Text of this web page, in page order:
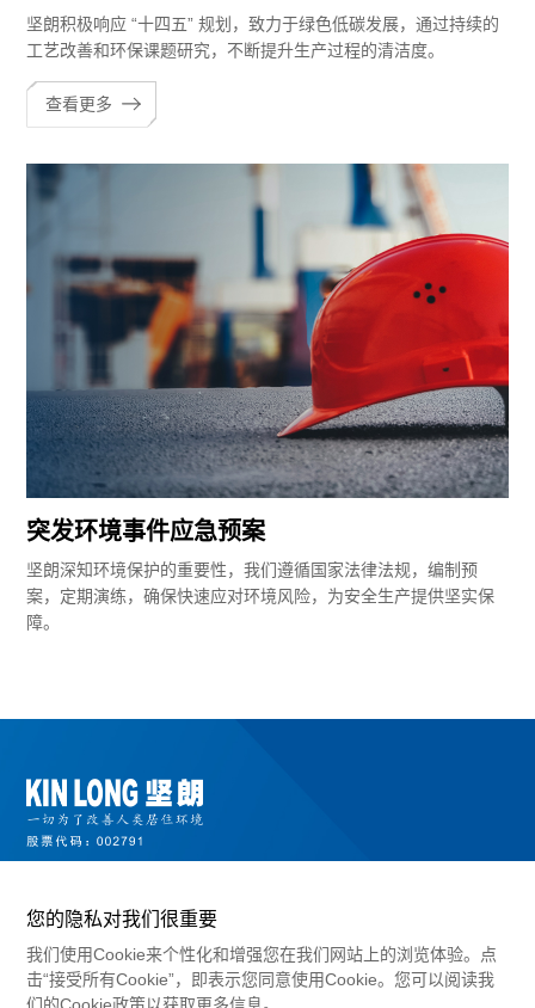
坚朗积极响应 “十四五” 规划，致力于绿色低碳发展，通过持续的
工艺改善和环保课题研究，不断提升生产过程的清洁度。
查看更多
突发环境事件应急预案
坚朗深知环境保护的重要性，我们遵循国家法律法规，编制预
案，定期演练，确保快速应对环境风险，为安全生产提供坚实保
障。
您的隐私对我们很重要
我们使用Cookie来个性化和增强您在我们网站上的浏览体验。点
击“接受所有Cookie”，即表示您同意使用Cookie。您可以阅读我
们的Cookie政策以获取更多信息。